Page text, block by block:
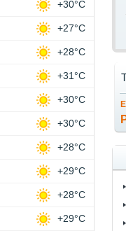
+30°C
+27°C
+28°C
+31°C
+30°C
+30°C
+28°C
+29°C
+28°C
+29°C